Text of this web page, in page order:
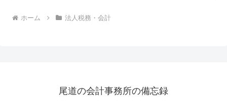
ホーム 法人税務・会計
尾道の会計事務所の備忘録